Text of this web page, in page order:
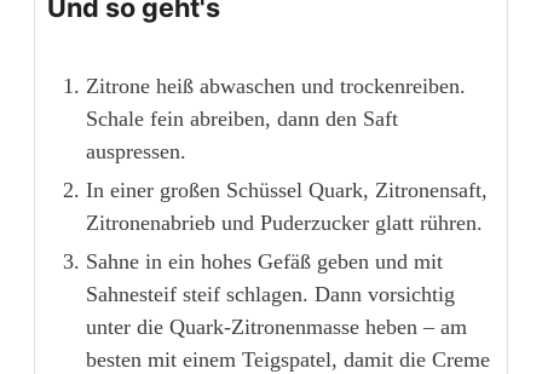
Und so geht's
Zitrone heiß abwaschen und trockenreiben.
Schale fein abreiben, dann den Saft
auspressen.
In einer großen Schüssel Quark, Zitronensaft,
Zitronenabrieb und Puderzucker glatt rühren.
Sahne in ein hohes Gefäß geben und mit
Sahnesteif steif schlagen. Dann vorsichtig
unter die Quark-Zitronenmasse heben – am
besten mit einem Teigspatel, damit die Creme